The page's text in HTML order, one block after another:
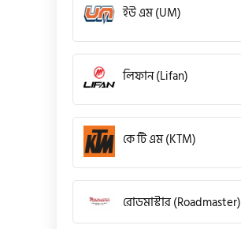
ইউ এম (UM)
লিফান (Lifan)
কে টি এম (KTM)
রোডমাস্টার (Roadmaster)